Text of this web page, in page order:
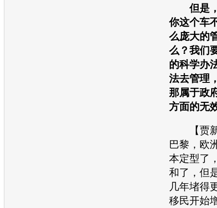
但是，
你这个车
么庞大的
么？我们
的科学办
法去管理
那属于政
方面的无
【贾新
巴黎，欧
本定型了
和了，但
几年堵得
移民开始